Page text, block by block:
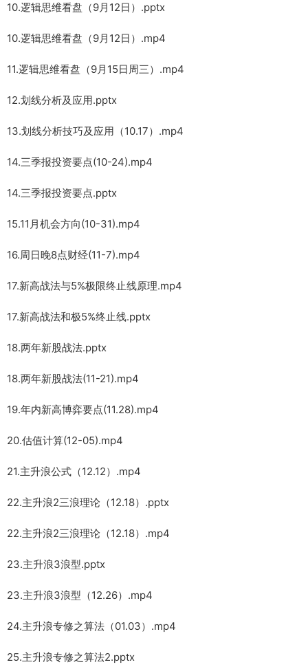
10.逻辑思维看盘（9月12日）.pptx
10.逻辑思维看盘（9月12日）.mp4
11.逻辑思维看盘（9月15日周三）.mp4
12.划线分析及应用.pptx
13.划线分析技巧及应用（10.17）.mp4
14.三季报投资要点(10-24).mp4
14.三季报投资要点.pptx
15.11月机会方向(10-31).mp4
16.周日晚8点财经(11-7).mp4
17.新高战法与5%极限终止线原理.mp4
17.新高战法和极5%终止线.pptx
18.两年新股战法.pptx
18.两年新股战法(11-21).mp4
19.年内新高博弈要点(11.28).mp4
20.估值计算(12-05).mp4
21.主升浪公式（12.12）.mp4
22.主升浪2三浪理论（12.18）.pptx
22.主升浪2三浪理论（12.18）.mp4
23.主升浪3浪型.pptx
23.主升浪3浪型（12.26）.mp4
24.主升浪专修之算法（01.03）.mp4
25.主升浪专修之算法2.pptx